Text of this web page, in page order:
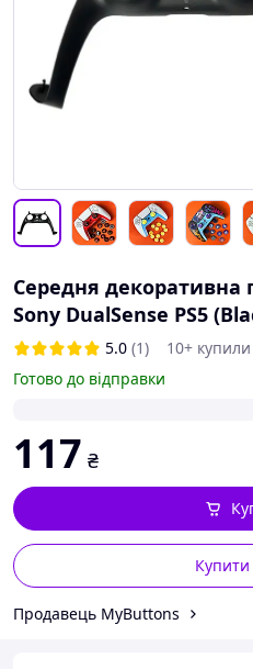
Середня
Sony DualSense PS5
5.0 (1)
10+ купили
Готово до відправки
117 ₴
Купити
Продавець MyButtons